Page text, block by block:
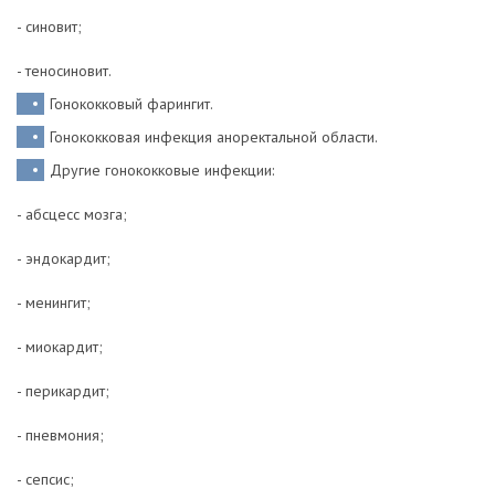
- синовит;
- теносиновит.
Гонококковый фарингит.
Гонококковая инфекция аноректальной области.
Другие гонококковые инфекции:
- абсцесс мозга;
- эндокардит;
- менингит;
- миокардит;
- перикардит;
- пневмония;
- сепсис;